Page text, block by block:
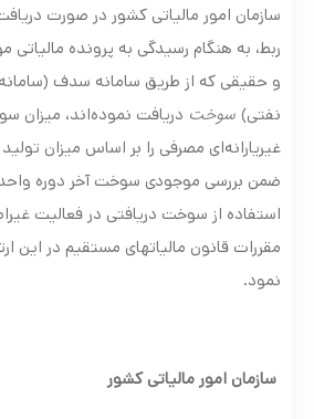
سازمان امور مالیاتی کشور در صورت
ربط، به هنگام رسیدگی به پرونده
و حقیقی که از طریق سامانه سدف (سامانه
نفتی) سوخت دریافت نموده‌اند، میزان
غیریارانه‌ای مصرفی را بر اساس میزان
ضمن بررسی موجودی سوخت آخر دوره واحد
استفاده از سوخت دریافتی در فعالیت
مقررات قانون مالیات­های مستقیم در این
نمود.
سازمان امور مالیاتی کشور